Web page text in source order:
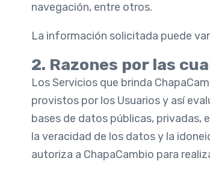
navegación, entre otros.
La información solicitada puede
2. Razones por las
Los Servicios que brinda
provistos por los Usuarios y así
bases de datos públicas, privadas,
la veracidad de los datos y la
autoriza a ChapaCambio para